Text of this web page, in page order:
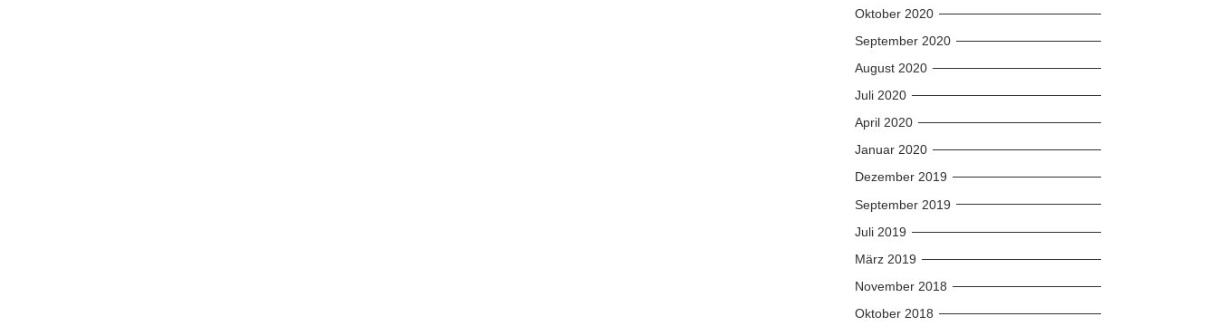
Oktober 2020
September 2020
August 2020
Juli 2020
April 2020
Januar 2020
Dezember 2019
September 2019
Juli 2019
März 2019
November 2018
Oktober 2018